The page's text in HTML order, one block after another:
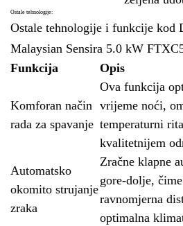
Ostale tehnologije:
Ostale tehnologije i funkcije
Malaysian Sensira 5.0 kW
Funkcija
Opis
Komforan način
rada za spavanje
Ova funkcija
vrijeme noći,
temperaturni
kvalitetnijem
Automatsko
okomito strujanje
zraka
Zračne klapne
gore-dolje,
ravnomjerna
optimalna